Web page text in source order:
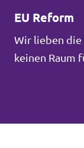
EU Reform
Wir lieben die
keinen Raum